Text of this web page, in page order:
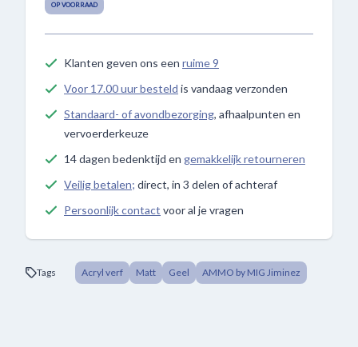
OP VOORRAAD
Klanten geven ons een ruime 9
Voor 17.00 uur besteld is vandaag verzonden
Standaard- of avondbezorging, afhaalpunten en
vervoerderkeuze
14 dagen bedenktijd en gemakkelijk retourneren
Veilig betalen; direct, in 3 delen of achteraf
Persoonlijk contact voor al je vragen
Tags Acryl verf Matt Geel AMMO by MIG Jiminez